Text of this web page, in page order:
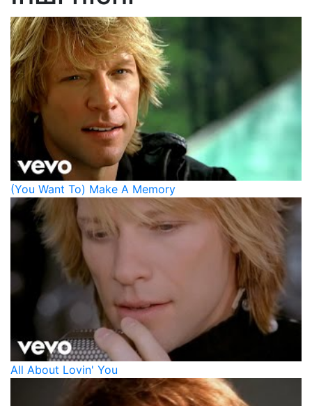
(You Want To) Make A Memory
All About Lovin' You